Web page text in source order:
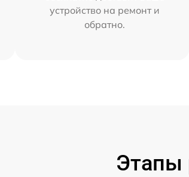
устройство на ремонт и
обратно.
Этапы